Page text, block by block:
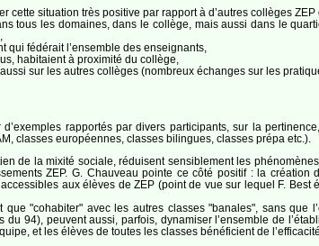
cette situation très positive par rapport à d’autres collèges ZEP
tous les domaines, dans le collège, mais aussi dans le
fédérait l’ensemble des enseignants,
habitaient à proximité du collège,
sur les autres collèges (nombreux échanges sur les
rapportés par divers participants, sur la
classes européennes, classes bilingues, classes prépa etc.).
de la mixité sociale, réduisent sensiblement les
ZEP. G. Chauveau pointe ce côté positif : la
aux élèves de ZEP (point de vue sur lequel F.
"cohabiter" avec les autres classes "banales", sans que
du 94), peuvent aussi, parfois, dynamiser l’ensemble de
et les élèves de toutes les classes bénéficient de